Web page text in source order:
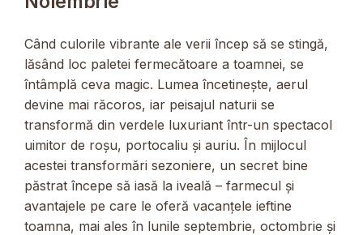
Când culorile vibrante ale verii încep să se stingă,
lăsând loc paletei fermecătoare a toamnei, se
întâmplă ceva magic. Lumea încetinește, aerul
devine mai răcoros, iar peisajul naturii se
transformă din verdele luxuriant într-un spectacol
uimitor de roșu, portocaliu și auriu. În mijlocul
acestei transformări sezoniere, un secret bine
păstrat începe să iasă la iveală – farmecul și
avantajele pe care le oferă vacanțele ieftine
toamna, mai ales în lunile septembrie, octombrie și